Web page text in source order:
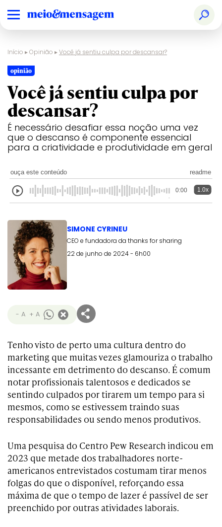
Início ▸Opinião ▸Você já sentiu culpa por descansar?
opinião
Você já sentiu culpa por
descansar?
É necessário desafiar essa noção uma vez
que o descanso é componente essencial
para a criatividade e produtividade em geral
ouça este conteúdo readme
0:00 1.0x
SIMONE CYRINEU
CEO e fundadora da thanks for sharing
22 de junho de 2024 - 6h00
- A + A
Tenho visto de perto uma cultura dentro do
marketing que muitas vezes glamouriza o trabalho
incessante em detrimento do descanso. É comum
notar profissionais talentosos e dedicados se
sentindo culpados por tirarem um tempo para si
mesmos, como se estivessem traindo suas
responsabilidades ou sendo menos produtivos.
Uma pesquisa do Centro Pew Research indicou em
2023 que metade dos trabalhadores norte-
americanos entrevistados costumam tirar menos
folgas do que o disponível, reforçando essa
máxima de que o tempo de lazer é passível de ser
preenchido por outras atividades laborais.